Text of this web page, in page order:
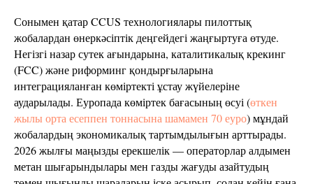
Сонымен қатар CCUS технологиялары пилоттық
жобалардан өнеркәсіптік деңгейдегі жаңғыртуға өтуде.
Негізгі назар сутек ағындарына, каталитикалық крекинг
(FCC) және риформинг қондырғыларына
интеграцияланған көміртекті ұстау жүйелеріне
аударылады. Еуропада көміртек бағасының өсуі (өткен
жылы орта есеппен тоннасына шамамен 70 еуро) мұндай
жобалардың экономикалық тартымдылығын арттырады.
2026 жылғы маңызды ерекшелік — операторлар алдымен
метан шығарындылары мен газды жағуды азайтудың